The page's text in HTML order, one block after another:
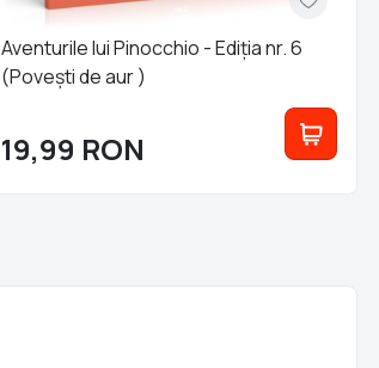
Aventurile lui Pinocchio - Ediția nr. 6
(Poveşti de aur )
19,99 RON